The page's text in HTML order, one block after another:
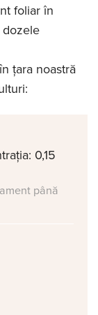
foliar în
dozele
țara noastră
0,15
până